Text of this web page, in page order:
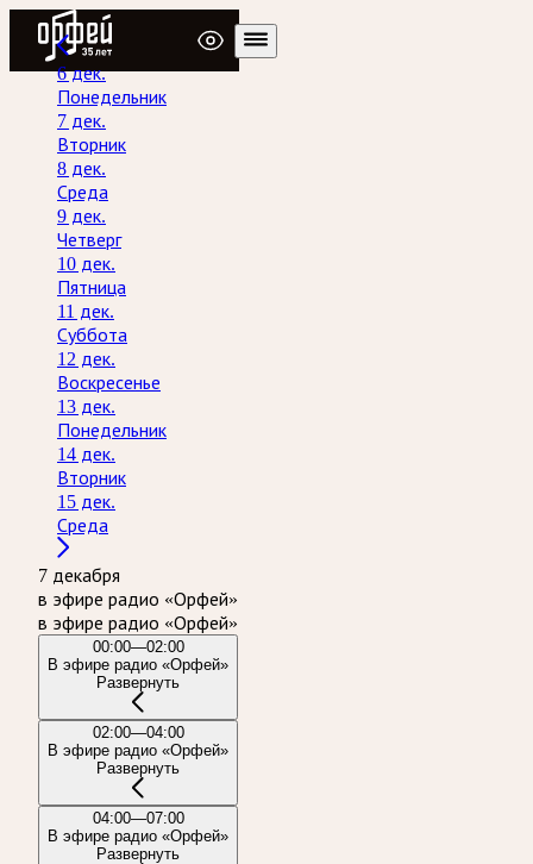
Радио Орфей
6 дек.
Понедельник
7 дек.
Вторник
8 дек.
Среда
9 дек.
Четверг
10 дек.
Пятница
11 дек.
Суббота
12 дек.
Воскресенье
13 дек.
Понедельник
14 дек.
Вторник
15 дек.
Среда
7 декабря
в эфире радио «Орфей»
в эфире радио «Орфей»
00:00—02:00
В эфире радио «Орфей»
Развернуть
02:00—04:00
В эфире радио «Орфей»
Развернуть
04:00—07:00
В эфире радио «Орфей»
Развернуть